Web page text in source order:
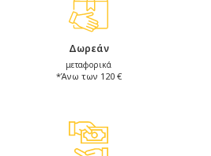
Δωρεάν
μεταφορικά
*Άνω των 120 €